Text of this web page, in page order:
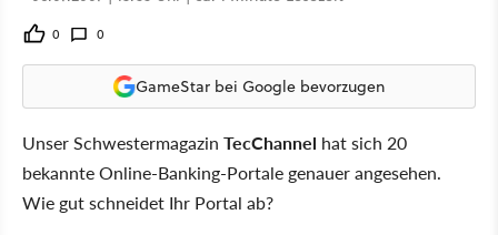
0 0
GameStar bei Google bevorzugen
Unser Schwestermagazin TecChannel hat sich 20
bekannte Online-Banking-Portale genauer angesehen.
Wie gut schneidet Ihr Portal ab?